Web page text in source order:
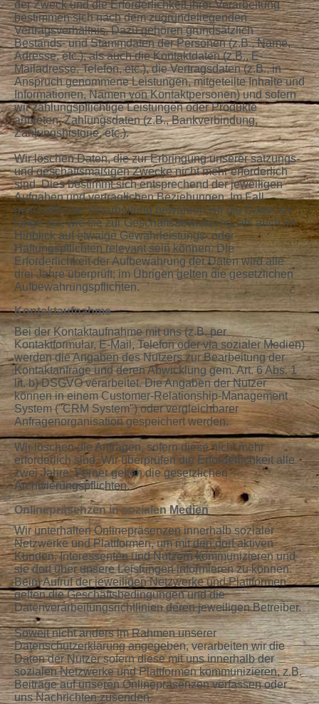
der Zweck und die Erforderlichkeit ihrer Verarbeitung
bestimmen sich nach dem zugrundeliegenden
Vertragsverhältnis. Dazu gehören grundsätzlich
Bestands- und Stammdaten der Personen (z.B., Name,
Adresse, etc.), als auch die Kontaktdaten (z.B., E-
Mailadresse, Telefon, etc.), die Vertragsdaten (z.B., in
Anspruch genommene Leistungen, mitgeteilte Inhalte und
Informationen, Namen von Kontaktpersonen) und sofern
wir zahlungspflichtige Leistungen oder Produkte
anbieten, Zahlungsdaten (z.B., Bankverbindung,
Zahlungshistorie, etc.).
Wir löschen Daten, die zur Erbringung unserer satzungs-
und geschäftsmäßigen Zwecke nicht mehr erforderlich
sind. Dies bestimmt sich entsprechend der jeweiligen
Aufgaben und vertraglichen Beziehungen. Im Fall
geschäftlicher Verarbeitung bewahren wir die Daten so
lange auf, wie sie zur Geschäftsabwicklung, als auch im
Hinblick auf etwaige Gewährleistungs- oder
Haftungspflichten relevant sein können. Die
Erforderlichkeit der Aufbewahrung der Daten wird alle
drei Jahre überprüft; im Übrigen gelten die gesetzlichen
Aufbewahrungspflichten.
Kontaktaufnahme
Bei der Kontaktaufnahme mit uns (z.B. per
Kontaktformular, E-Mail, Telefon oder via sozialer Medien)
werden die Angaben des Nutzers zur Bearbeitung der
Kontaktanfrage und deren Abwicklung gem. Art. 6 Abs. 1
lit. b) DSGVO verarbeitet. Die Angaben der Nutzer
können in einem Customer-Relationship-Management
System ("CRM System") oder vergleichbarer
Anfragenorganisation gespeichert werden.
Wir löschen die Anfragen, sofern diese nicht mehr
erforderlich sind. Wir überprüfen die Erforderlichkeit alle
zwei Jahre; Ferner gelten die gesetzlichen
Archivierungspflichten.
Onlinepräsenzen in sozialen Medien
Wir unterhalten Onlinepräsenzen innerhalb sozialer
Netzwerke und Plattformen, um mit den dort aktiven
Kunden, Interessenten und Nutzern kommunizieren und
sie dort über unsere Leistungen informieren zu können.
Beim Aufruf der jeweiligen Netzwerke und Plattformen
gelten die Geschäftsbedingungen und die
Datenverarbeitungsrichtlinien deren jeweiligen Betreiber.
Soweit nicht anders im Rahmen unserer
Datenschutzerklärung angegeben, verarbeiten wir die
Daten der Nutzer sofern diese mit uns innerhalb der
sozialen Netzwerke und Plattformen kommunizieren, z.B.
Beiträge auf unseren Onlinepräsenzen verfassen oder
uns Nachrichten zusenden.